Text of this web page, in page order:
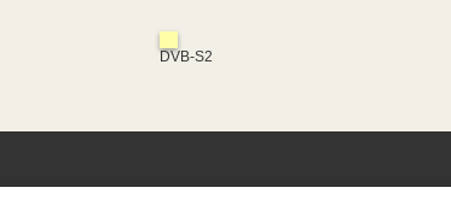
DVB-S2